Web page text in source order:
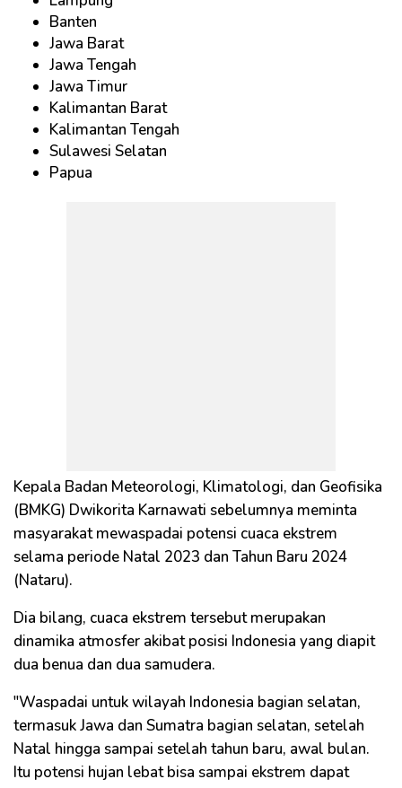
Banten
Jawa Barat
Jawa Tengah
Jawa Timur
Kalimantan Barat
Kalimantan Tengah
Sulawesi Selatan
Papua
Kepala Badan Meteorologi, Klimatologi, dan Geofisika
(BMKG) Dwikorita Karnawati sebelumnya meminta
masyarakat mewaspadai potensi cuaca ekstrem
selama periode Natal 2023 dan Tahun Baru 2024
(Nataru).
Dia bilang, cuaca ekstrem tersebut merupakan
dinamika atmosfer akibat posisi Indonesia yang diapit
dua benua dan dua samudera.
"Waspadai untuk wilayah Indonesia bagian selatan,
termasuk Jawa dan Sumatra bagian selatan, setelah
Natal hingga sampai setelah tahun baru, awal bulan.
Itu potensi hujan lebat bisa sampai ekstrem dapat